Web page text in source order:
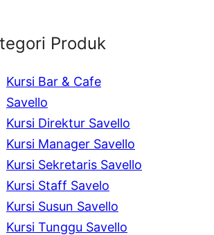
Produk
Kursi Bar & Cafe
Savello
Kursi Direktur Savello
Kursi Manager Savello
Kursi Sekretaris Savello
Kursi Staff Savelo
Kursi Susun Savello
Kursi Tunggu Savello